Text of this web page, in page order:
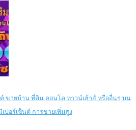
ขายบ้าน ที่ดิน คอนโด ทาวน์เฮ้าส์ หรืออื่นๆ บน
เปอร์เซ็นต์ การขายเพิ่มสูง